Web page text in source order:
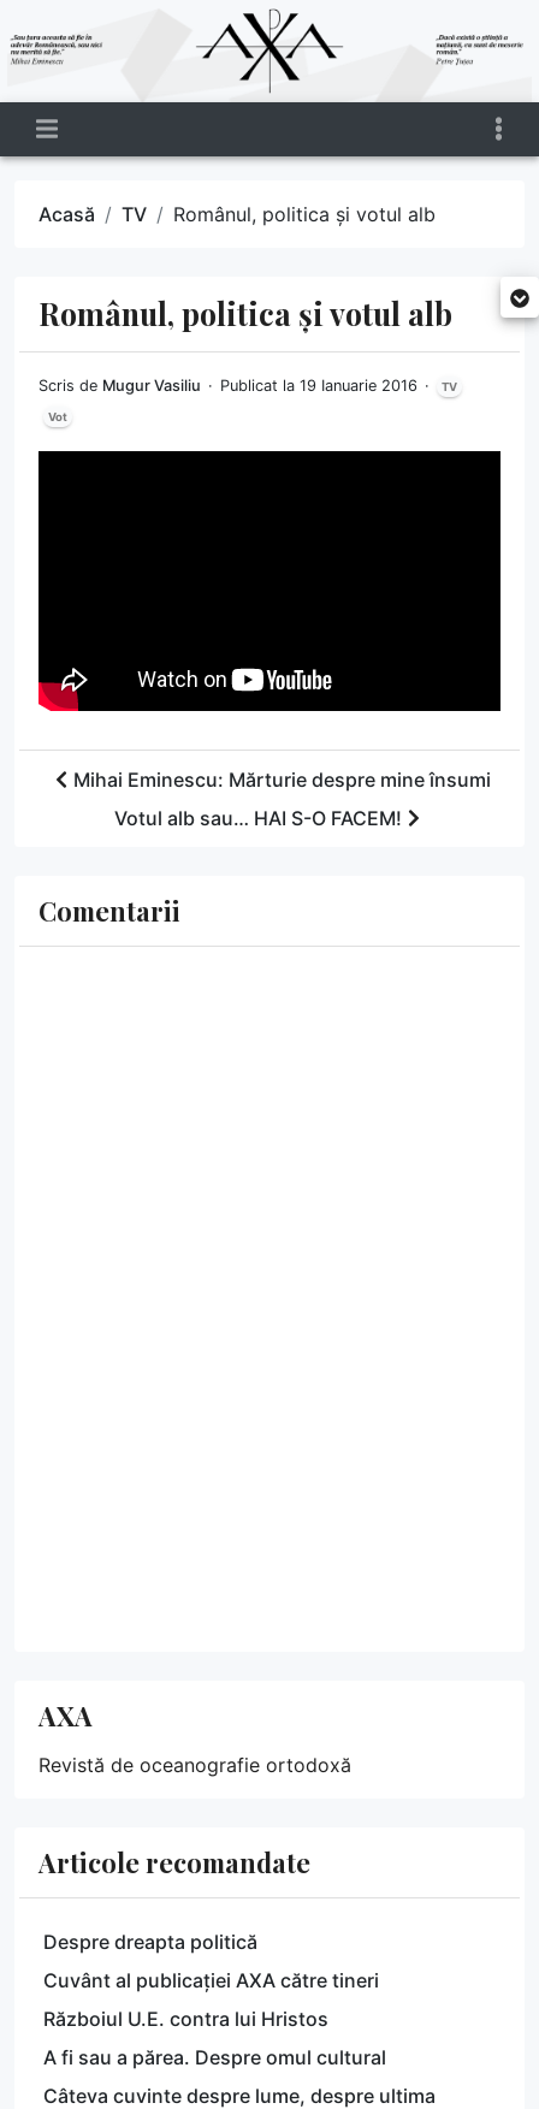
Acasă TV Românul, politica și votul alb
Românul, politica și votul alb
Scris de Mugur Vasiliu Publicat la 19 Ianuarie 2016 TV
Vot
Mihai Eminescu: Mărturie despre mine însumi
Votul alb sau… HAI S-O FACEM!
Comentarii
AXA
Revistă de oceanografie ortodoxă
Articole recomandate
Despre dreapta politică
Cuvânt al publicației AXA către tineri
Războiul U.E. contra lui Hristos
A fi sau a părea. Despre omul cultural
Câteva cuvinte despre lume, despre ultima